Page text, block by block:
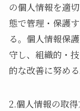
の個人情報を適
態で管理・保護
る。個人情報保
守し、組織的・
的な改善に努める
2.個人情報の取